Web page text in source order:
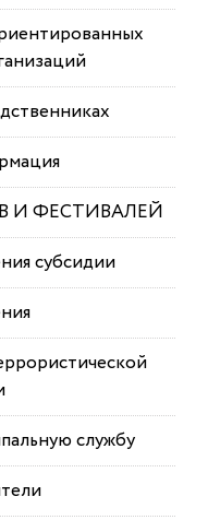
И ФЕСТИВАЛЕЙ
субсидии
службу